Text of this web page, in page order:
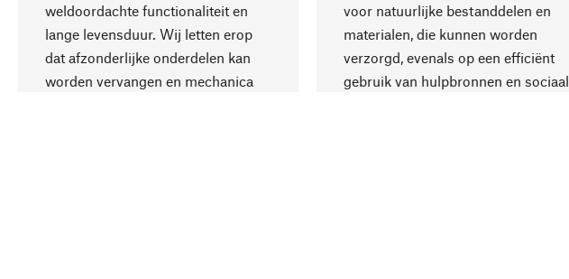
weldoordachte functionaliteit en
lange levensduur. Wij letten erop
dat afzonderlijke onderdelen kan
worden vervangen en mechanica
voor natuurlijke bestanddelen en
materialen, die kunnen worden
verzorgd, evenals op een efficiënt
gebruik van hulpbronnen en sociaal